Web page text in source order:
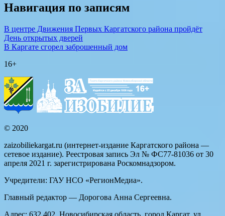
Навигация по записям
В центре Движения Первых Каргатского района пройдёт
День открытых дверей
В Каргате сгорел заброшенный дом
16+
© 2020
zaizobiliekargat.ru (интернет-издание Каргатского района —
сетевое издание). Реестровая запись Эл № ФС77-81036 от 30
апреля 2021 г. зарегистрирована Роскомнадзором.
Учредители: ГАУ НСО «РегионМедиа».
Главный редактор — Дорогова Анна Сергеевна.
Адрес: 632 402, Новосибирская область, город Каргат, ул.